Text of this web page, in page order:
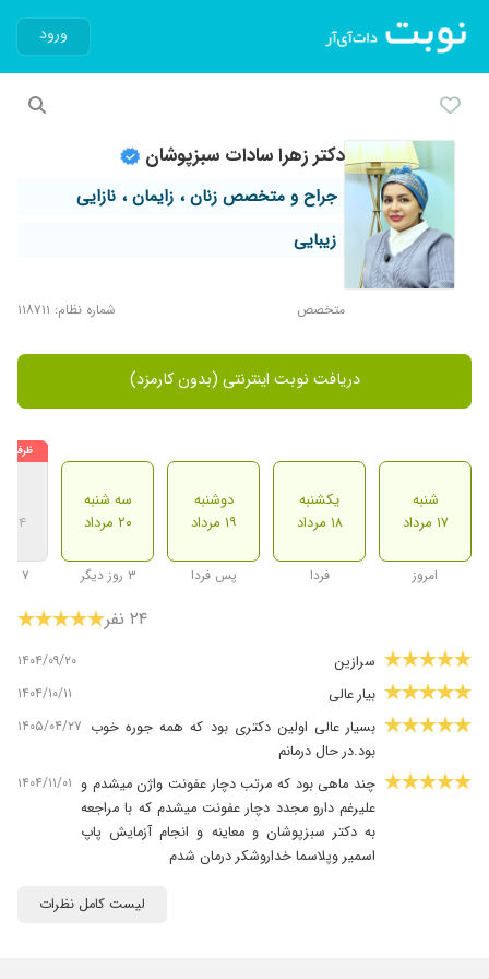
ورود
دکتر زهرا سادات سبزپوشان
جراح و متخصص زنان ، زایمان ، نازایی
زیبایی
متخصص شماره نظام: ۱۱۸۷۱۱
دریافت نوبت اینترنتی (بدون کارمزد)
شنبه
۱۷ مرداد
امروز
یکشنبه
۱۸ مرداد
فردا
دوشنبه
۱۹ مرداد
پس فردا
سه شنبه
۲۰ مرداد
۳ روز دیگر
۲۴ مرداد
۷ روز دیگر
۲۴ نفر
سرازین ۱۴۰۴/۰۹/۲۰
بیار عالی ۱۴۰۴/۱۰/۱۱
بسیار عالی اولین دکتری بود که همه جوره خوب
بود.در حال درمانم
۱۴۰۵/۰۴/۲۷
چند ماهی بود که مرتب دچار عفونت واژن میشدم و
علیرغم دارو مجدد دچار عفونت میشدم که با مراجعه
به دکتر سبزپوشان و معاینه و انجام آزمایش پاپ
اسمیر وپلاسما خداروشکر درمان شدم
۱۴۰۴/۱۱/۰۱
همه سوالاتمو با حوصله جواب دادن و با حوصله
لیست کامل نظرات